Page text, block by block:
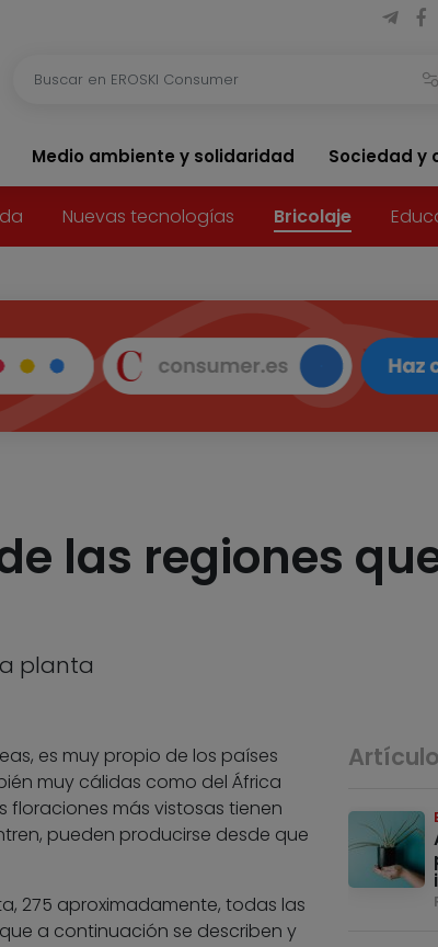
Medio ambiente y solidaridad Sociedad y
Nuevas tecnologías Bricolaje
las regiones
planta
es muy propio de los países
muy cálidas como del África
floraciones más vistosas tienen
pueden producirse desde que
275 aproximadamente, todas las
a continuación se describen y